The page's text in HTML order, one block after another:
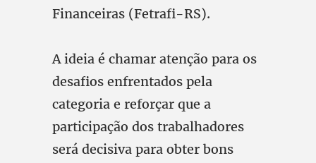
Financeiras (Fetrafi-RS).
A ideia é chamar atenção para os
desafios enfrentados pela
categoria e reforçar que a
participação dos trabalhadores
será decisiva para obter bons